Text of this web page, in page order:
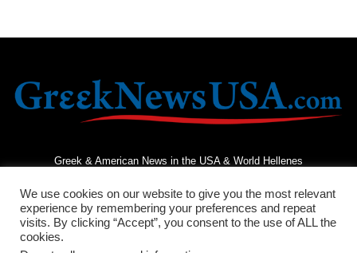
Greek & American News in the USA & World Hellenes
We use cookies on our website to give you the most relevant
experience by remembering your preferences and repeat
visits. By clicking “Accept”, you consent to the use of ALL the
cookies.